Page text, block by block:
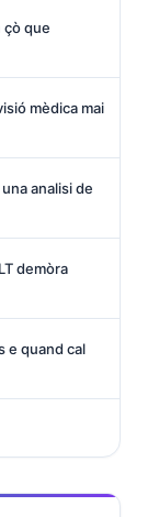
çò que
mèdica mai
analisi de
demòra
e quand cal